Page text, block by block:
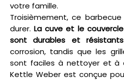
votre famille.
Troisièmement, ce
durer.La cuve et le
sont durables et résistants
corrosion, tandis que les
sont faciles à nettoyer et à
Kettle Weber est conçue